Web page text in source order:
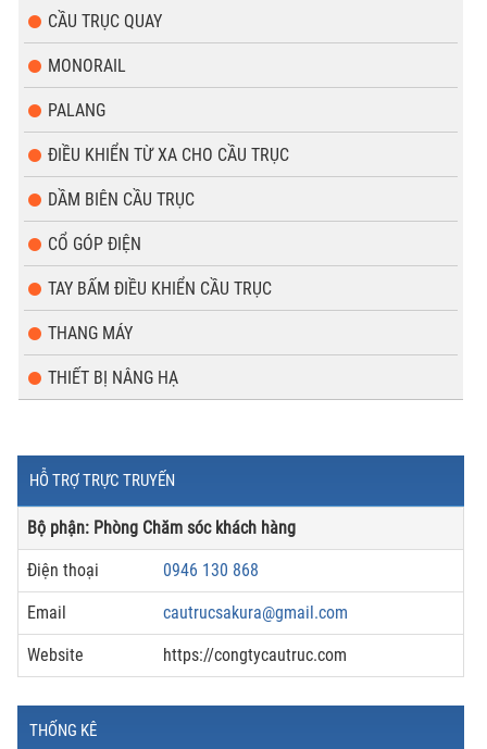
CẦU TRỤC QUAY
MONORAIL
PALANG
ĐIỀU KHIỂN TỪ XA CHO CẦU TRỤC
DẦM BIÊN CẦU TRỤC
CỔ GÓP ĐIỆN
TAY BẤM ĐIỀU KHIỂN CẦU TRỤC
THANG MÁY
THIẾT BỊ NÂNG HẠ
HỖ TRỢ TRỰC TRUYẾN
Bộ phận: Phòng Chăm sóc khách hàng
Điện thoại 0946 130 868
Email cautrucsakura@gmail.com
Website https://congtycautruc.com
THỐNG KÊ